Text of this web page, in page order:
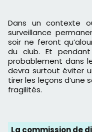
Dans un contexte
surveillance
soir ne feront
du club. Et
probablement dans
devra surtout éviter
tirer les leçons d’une
fragilités.
La commission de